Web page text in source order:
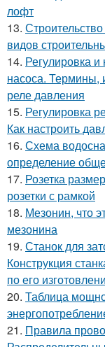
лофт
13.
видов
14. Регулировка
насоса. Термины,
реле давления
15. Регулировка
Как настроить
16. Схема
определение
17. Розетка
розетки с рамкой
18. Мезонин, что
мезонина
19. Станок для
Конструкция
по его
20. Таблица
21. Правила